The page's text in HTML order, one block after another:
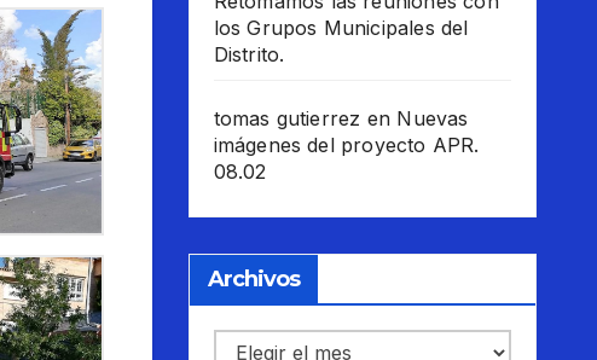
los Grupos Municipales del
Distrito.
tomas gutierrez en Nuevas
imágenes del proyecto APR.
08.02
Archivos
Archivos